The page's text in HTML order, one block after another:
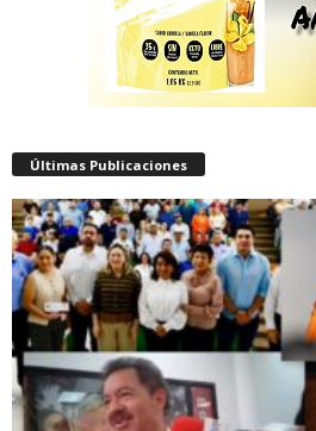
Últimas Publicaciones